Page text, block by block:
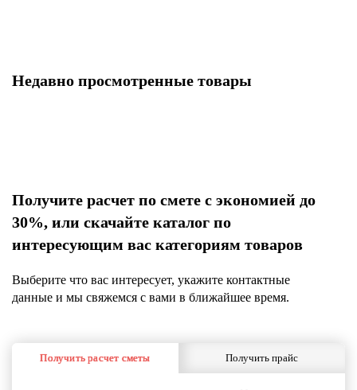
Недавно просмотренные товары
Получите расчет по смете с экономией до
30%, или скачайте каталог по
интересующим вас категориям товаров
Выберите что вас интересует, укажите контактные
данные и мы свяжемся с вами в ближайшее время.
Получить расчет сметы Получить прайс